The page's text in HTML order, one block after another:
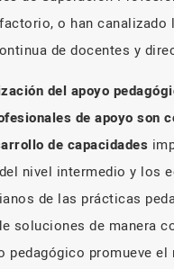
o han
de docentes y
del apoyo
de apoyo son
de capacidades
nivel intermedio y los
de las prácticas
soluciones de manera
promueve